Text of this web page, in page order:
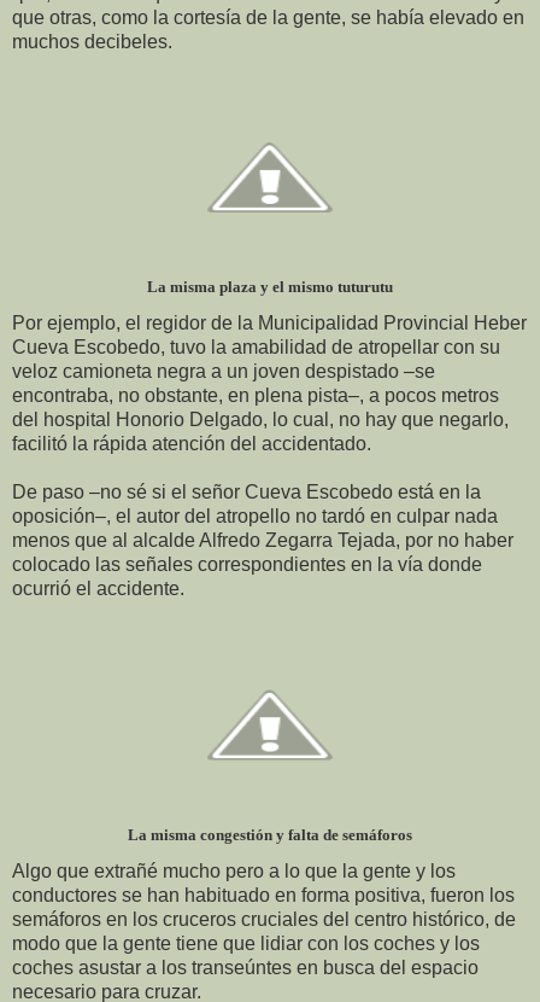
que otras, como la cortesía de la gente, se había elevado en
muchos decibeles.
La misma plaza y el mismo tuturutu
Por ejemplo, el regidor de la Municipalidad Provincial Heber
Cueva Escobedo, tuvo la amabilidad de atropellar con su
veloz camioneta negra a un joven despistado –se
encontraba, no obstante, en plena pista–, a pocos metros
del hospital Honorio Delgado, lo cual, no hay que negarlo,
facilitó la rápida atención del accidentado.
De paso –no sé si el señor Cueva Escobedo está en la
oposición–, el autor del atropello no tardó en culpar nada
menos que al alcalde Alfredo Zegarra Tejada, por no haber
colocado las señales correspondientes en la vía donde
ocurrió el accidente.
La misma congestión y falta de semáforos
Algo que extrañé mucho pero a lo que la gente y los
conductores se han habituado en forma positiva, fueron los
semáforos en los cruceros cruciales del centro histórico, de
modo que la gente tiene que lidiar con los coches y los
coches asustar a los transeúntes en busca del espacio
necesario para cruzar.